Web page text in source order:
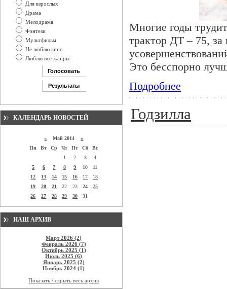
Для взрослых
Драма
Мелодрама
Фэнтези
Мультфильм
Не люблю кино
Люблю все жанры
КАЛЕНДАРЬ НОВОСТЕЙ
« Май 2014»
Пн
Вт Ср Чт Пт Сб
Вс
1
2 3
4
5
6 7 8 9 10
11
12
13 14 15 16 17
18
19
20 21 22 23 24
25
26
27 28 29 30 31
НАШ АРХИВ
Март 2026 (2)
Февраль 2026 (7)
Октябрь 2025 (1)
Июль 2025 (6)
Январь 2025 (2)
Ноябрь 2024 (1)
Показать / скрыть весь архив
Многие годы
трактор ДТ – 75,
Это бесспорно
Подробнее
Годзилла